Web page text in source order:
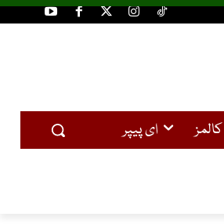
کالمز ای پیپر